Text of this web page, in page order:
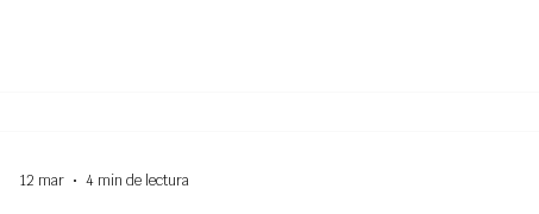
12 mar 4 min de lectura